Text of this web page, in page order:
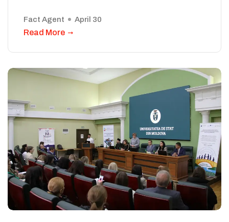
Fact Agent April 30
Read More